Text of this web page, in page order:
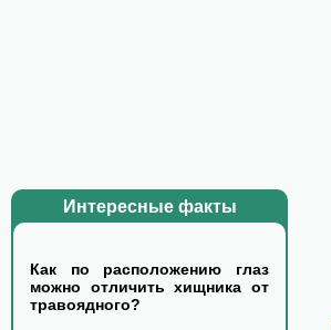
Интересные факты
Как по расположению глаз
можно отличить хищника от
травоядного?